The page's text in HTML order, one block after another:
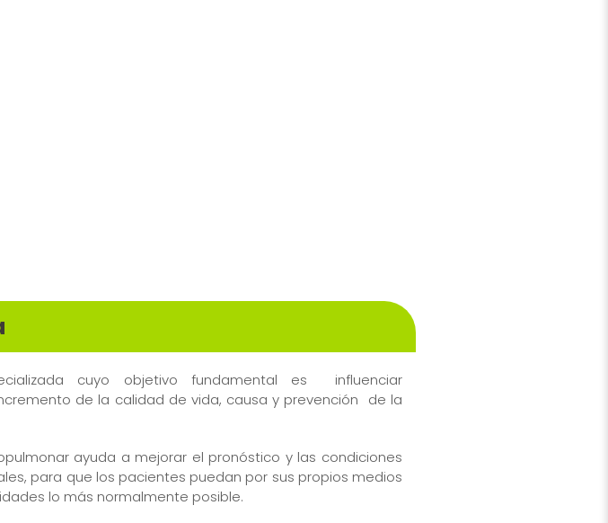
cuyo objetivo fundamental es influenciar
de la calidad de vida, causa y prevención de la
ayuda a mejorar el pronóstico y las condiciones
para que los pacientes puedan por sus propios medios
lo más normalmente posible.